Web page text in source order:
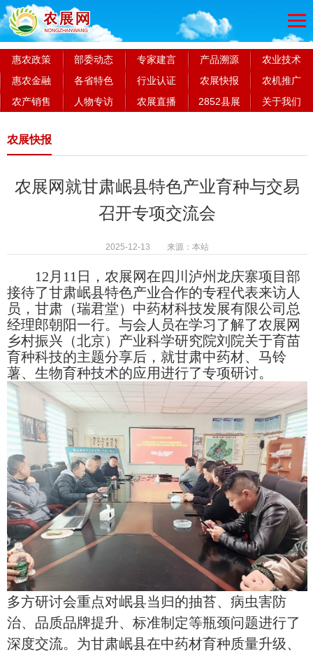
惠农政策 部委动态 专家建言 产品溯源
农业技术
惠农金融
各省特色 行业认证 农展快报
农机推广
农产销售
人物专访 农展直播 2852县展 关于我们
农展快报
农展网就甘肃岷县特色产业育种与交易
召开专项交流会
2025-12-13 来源：本站
12月11日，农展网在四川泸州龙庆寨项目部
接待了甘肃岷县特色产业合作的专程代表来访人
员，甘肃（瑞君堂）中药材科技发展有限公司总
经理郎朝阳一行。与会人员在学习了解了农展网
乡村振兴（北京）产业科学研究院刘院关于育苗
育种科技的主题分享后，就甘肃中药材、马铃
薯、生物育种技术的应用进行了专项研讨。
多方研讨会重点对岷县当归的抽苔、病虫害防
治、品质品牌提升、标准制定等瓶颈问题进行了
深度交流。为甘肃岷县在中药材育种质量升级、